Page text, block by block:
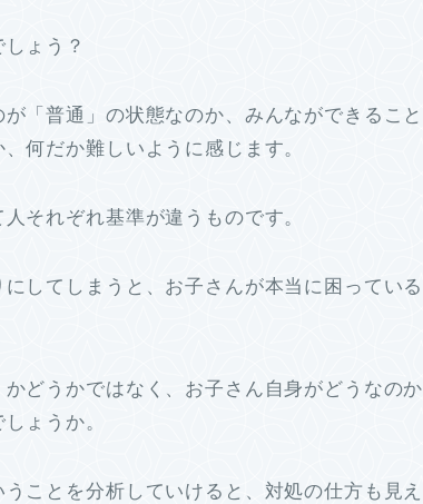
ょう？
「普通」の状態なのか、みんなができること
何だか難しいように感じます。
それぞれ基準が違うものです。
してしまうと、お子さんが本当に困っている
どうかではなく、お子さん自身がどうなのか
ょうか。
ことを分析していけると、対処の仕方も見え